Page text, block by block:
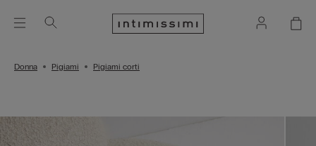
Donna Pigiami Pigiami corti